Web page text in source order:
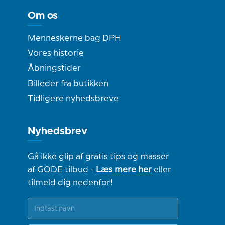
Om os
Menneskerne bag DPH
Vores historie
Åbningstider
Billeder fra butikken
Tidligere nyhedsbreve
Nyhedsbrev
Gå ikke glip af gratis tips og masser
af GODE tilbud - Læs mere hereller
tilmeld dig nedenfor!